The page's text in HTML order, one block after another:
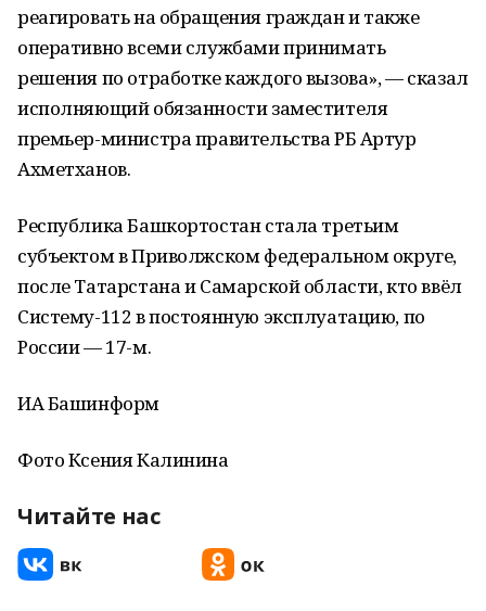
реагировать на обращения граждан и также
оперативно всеми службами принимать
решения по отработке каждого вызова», — сказал
исполняющий обязанности заместителя
премьер-министра правительства РБ Артур
Ахметханов.
Республика Башкортостан стала третьим
субъектом в Приволжском федеральном округе,
после Татарстана и Самарской области, кто ввёл
Систему-112 в постоянную эксплуатацию, по
России — 17-м.
ИА Башинформ
Фото Ксения Калинина
Читайте нас